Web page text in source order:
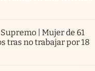
| Mujer de 61
tras no trabajar por 18